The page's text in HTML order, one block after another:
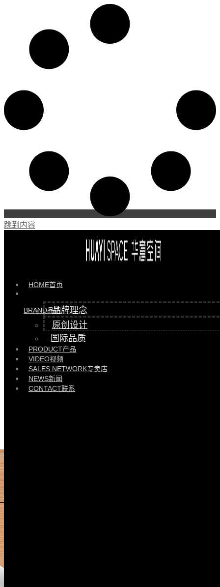
跳到内容
HOME首页
BRAND品牌
品牌理念
原创设计
国际品质
PRODUCT产品
VIDEO视频
SALES NETWORK专卖店
NEWS新闻
CONTACT联系